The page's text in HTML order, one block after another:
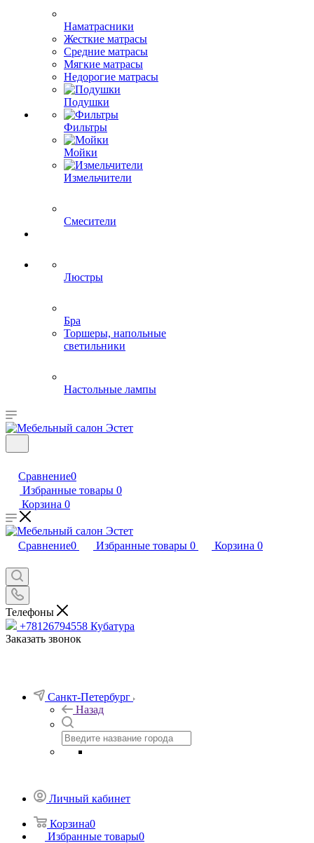
Наматрасники
Жесткие матрасы
Средние матрасы
Мягкие матрасы
Недорогие матрасы
Подушки
Фильтры
Мойки
Измельчители
Смесители
Люстры
Бра
Торшеры, напольные
светильники
Настольные лампы
Сравнение0
Избранные товары 0
Корзина 0
Сравнение0 Избранные товары 0 Корзина 0
Телефоны
+78126794558 Кубатура
Заказать звонок
Санкт-Петербург
Назад
Личный кабинет
Корзина0
Избранные товары0